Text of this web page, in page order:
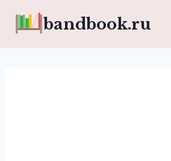
bandbook.ru